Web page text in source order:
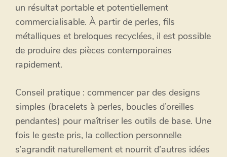
un résultat portable et potentiellement
commercialisable. À partir de perles, fils
métalliques et breloques recyclées, il est possible
de produire des pièces contemporaines
rapidement.
Conseil pratique : commencer par des designs
simples (bracelets à perles, boucles d’oreilles
pendantes) pour maîtriser les outils de base. Une
fois le geste pris, la collection personnelle
s’agrandit naturellement et nourrit d’autres idées